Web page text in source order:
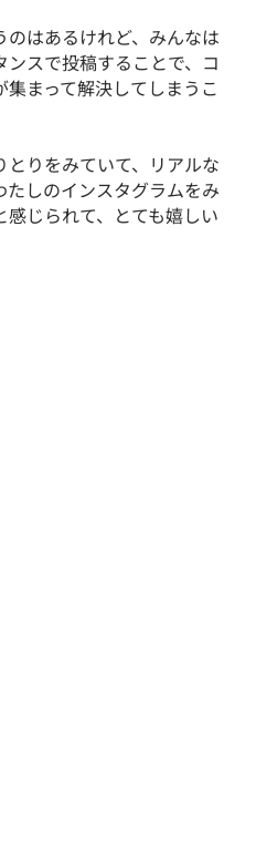
はあるけれど、みんなは
スで投稿することで、コ
まって解決してしまうこ
りをみていて、リアルな
しのインスタグラムをみ
じられて、とても嬉しい